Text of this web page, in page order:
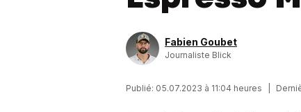
Fabien Goubet
Journaliste Blick
Publié: 05.07.2023 à 11:04 heures